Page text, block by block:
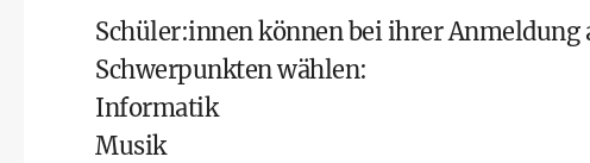
Schüler:innen können bei ihrer Anmeldung
Schwerpunkten wählen:
Informatik
Musik